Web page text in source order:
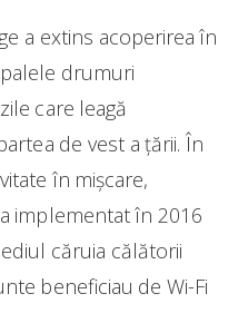
a extins acoperirea în
drumuri
care leagă
de vest a țării. În
în mișcare,
implementat în 2016
căruia călătorii
beneficiau de Wi-Fi